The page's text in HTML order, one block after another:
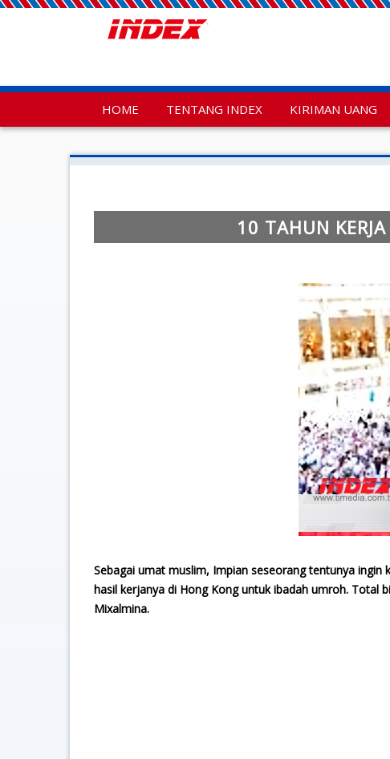
HOME TENTANG INDEX KIRIMAN UANG
10 TAHUN
Sebagai umat muslim, Impian seseorang tentunya ingin
hasil kerjanya di Hong Kong untuk ibadah umroh. Total
Mixalmina.